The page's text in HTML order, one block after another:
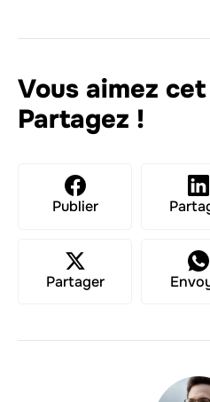
Vous aimez
Partagez !
Publier
Partager